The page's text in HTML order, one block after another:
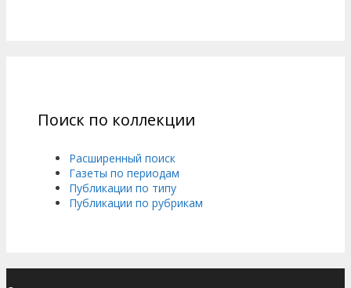
Поиск по коллекции
Расширенный поиск
Газеты по периодам
Публикации по типу
Публикации по рубрикам